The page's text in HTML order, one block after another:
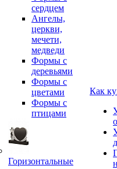
сердцем
Ангелы,
церкви,
мечети,
медведи
Формы с
деревьями
Формы с
цветами
Формы с
птицами
Горизонтальные
Как